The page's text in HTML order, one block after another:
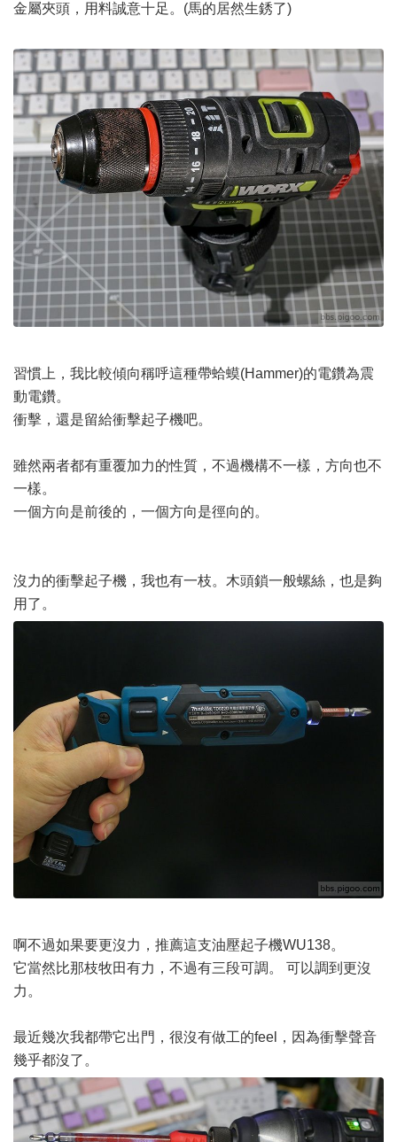
金屬夾頭，用料誠意十足。(馬的居然生銹了)
習慣上，我比較傾向稱呼這種帶蛤蟆(Hammer)的電鑽為震
動電鑽。
衝擊，還是留給衝擊起子機吧。
雖然兩者都有重覆加力的性質，不過機構不一樣，方向也不
一樣。
一個方向是前後的，一個方向是徑向的。
沒力的衝擊起子機，我也有一枝。木頭鎖一般螺絲，也是夠
用了。
啊不過如果要更沒力，推薦這支油壓起子機WU138。
它當然比那枝牧田有力，不過有三段可調。 可以調到更沒
力。
最近幾次我都帶它出門，很沒有做工的feel，因為衝擊聲音
幾乎都沒了。